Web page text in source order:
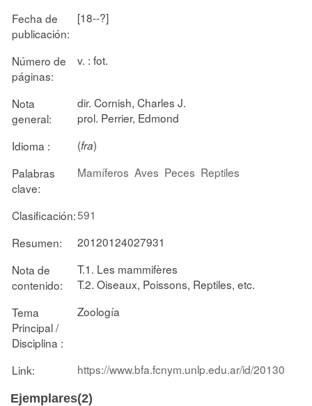
Fecha de
publicación:
[18--?]
Número de
páginas:
v. : fot.
Nota
general:
dir. Cornish, Charles J.
prol. Perrier, Edmond
Idioma :
(fra)
Palabras
clave:
Mamíferos Aves Peces Reptiles
Clasificación:591
Resumen:
20120124027931
Nota de
contenido:
T.1. Les mammifères
T.2. Oiseaux, Poissons, Reptiles, etc.
Tema
Principal /
Disciplina :
Zoología
Link: https://www.bfa.fcnym.unlp.edu.ar/id/20130
Ejemplares(2)